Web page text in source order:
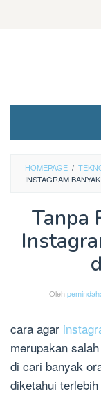
HOMEPAGE /
INSTAGRAM
Tanpa
Oleh
cara agar
merupakan
di cari banyak
diketahui